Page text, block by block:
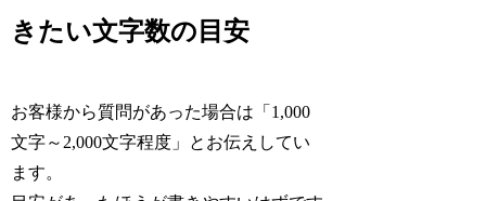
きたい文字数の目安
お客様から質問があった場合は「1,000
文字～2,000文字程度」とお伝えしてい
ます。